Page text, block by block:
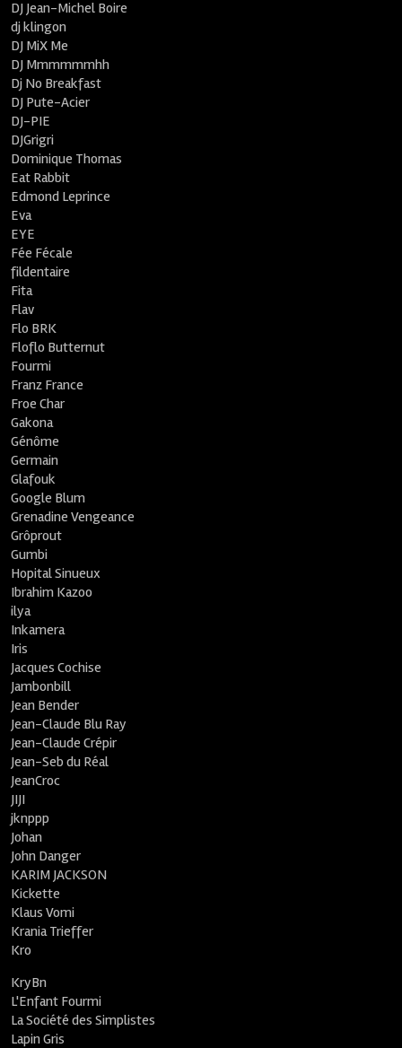
DJ Jean-Michel Boire
dj klingon
DJ MiX Me
DJ Mmmmmmhh
Dj No Breakfast
DJ Pute-Acier
DJ-PIE
DJGrigri
Dominique Thomas
Eat Rabbit
Edmond Leprince
Eva
EYE
Fée Fécale
fildentaire
Fita
Flav
Flo BRK
Floflo Butternut
Fourmi
Franz France
Froe Char
Gakona
Génôme
Germain
Glafouk
Google Blum
Grenadine Vengeance
Grôprout
Gumbi
Hopital Sinueux
Ibrahim Kazoo
ilya
Inkamera
Iris
Jacques Cochise
Jambonbill
Jean Bender
Jean-Claude Blu Ray
Jean-Claude Crépir
Jean-Seb du Réal
JeanCroc
JIJI
jknppp
Johan
John Danger
KARIM JACKSON
Kickette
Klaus Vomi
Krania Trieffer
Kro
KryBn
L'Enfant Fourmi
La Société des Simplistes
Lapin Gris